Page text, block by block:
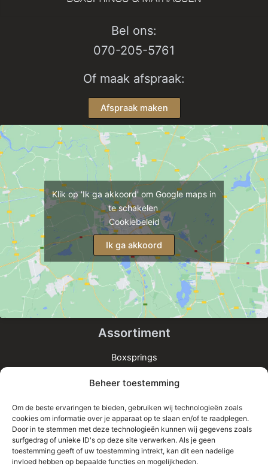
Beheer toestemming
Om de beste ervaringen te bieden, gebruiken wij technologieën zoals
cookies om informatie over je apparaat op te slaan en/of te raadplegen.
Door in te stemmen met deze technologieën kunnen wij gegevens zoals
surfgedrag of unieke ID's op deze site verwerken. Als je geen
toestemming geeft of uw toestemming intrekt, kan dit een nadelige
invloed hebben op bepaalde functies en mogelijkheden.
Bel ons:
070-205-5761
Of maak afspraak:
Afspraak maken
Klik op 'Ik ga akkoord' om Google maps in
te schakelen
Cookiebeleid
Ik ga akkoord
Assortiment
Boxsprings
Bedden
Informatie
Home
Shop